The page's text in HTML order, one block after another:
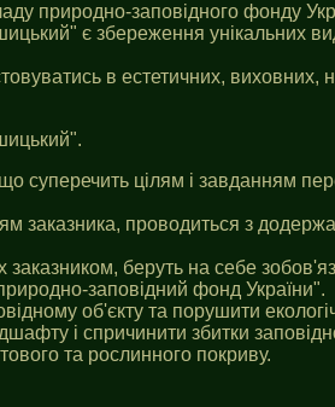
природно-заповiдного фонду
є збереження унікальних
в естетичних, виховних,
що суперечить цілям i завданням
заказника, проводиться з
заказником, беруть на себе
заповiдний фонд України".
об'єкту та порушити
i спричинити збитки
та рослинного покриву.